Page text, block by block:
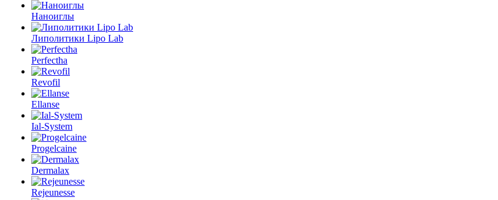
Наноиглы
Липолитики Lipo Lab
Perfectha
Revofil
Ellanse
Ial-System
Progelcaine
Dermalax
Rejeunesse